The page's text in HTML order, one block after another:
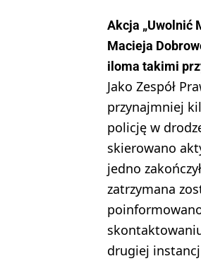
Akcja „Uwolnić
Macieja
iloma takimi
Jako Zespół
przynajmniej
policję w
skierowano
jedno
zatrzymana
drugiej